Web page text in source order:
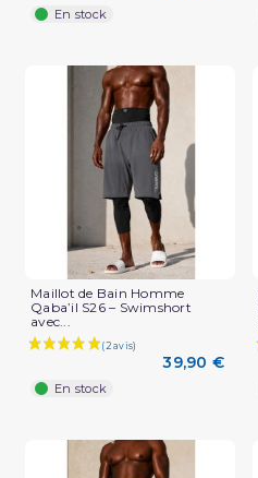
En stock
Maillot de Bain Homme
Qaba’il S26 – Swimshort
avec...
39,90 €
En stock